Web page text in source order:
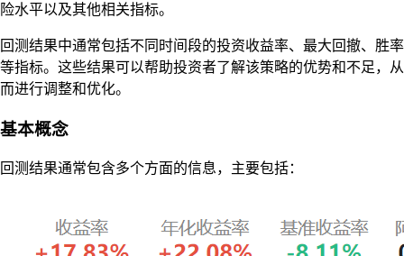
险水平以及其他相关指标。
回测结果中通常包括不同时间段的投资收益率、最大回撤、胜率
等指标。这些结果可以帮助投资者了解该策略的优势和不足，从
而进行调整和优化。
基本概念
回测结果通常包含多个方面的信息，主要包括：